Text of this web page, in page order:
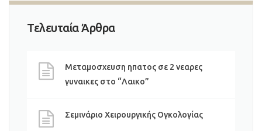
Τελευταία Άρθρα
Μεταμοσχευση ηπατος σε 2 νεαρες
γυναικες στο “Λαικο”
Σεμινάριο Χειρουργικής Ογκολογίας